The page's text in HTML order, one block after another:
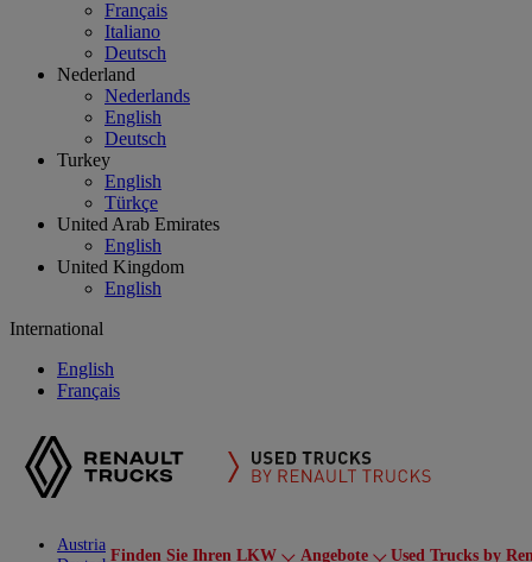
Français
Italiano
Deutsch
Nederland
Nederlands
English
Deutsch
Turkey
English
Türkçe
United Arab Emirates
English
United Kingdom
English
International
English
Français
Austria
Finden Sie Ihren LKW Angebote Used Trucks by